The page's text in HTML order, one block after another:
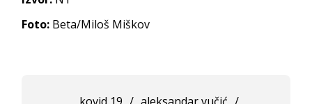
Foto: Beta/Miloš Miškov